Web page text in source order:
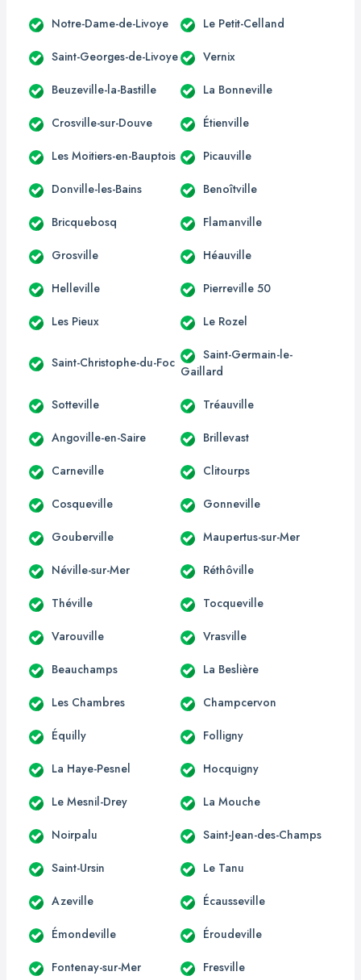
Notre-Dame-de-Livoye Le Petit-Celland
Saint-Georges-de-Livoye Vernix
Beuzeville-la-Bastille La Bonneville
Crosville-sur-Douve Étienville
Les Moitiers-en-Bauptois Picauville
Donville-les-Bains Benoîtville
Bricquebosq Flamanville
Grosville Héauville
Helleville Pierreville 50
Les Pieux Le Rozel
Saint-Christophe-du-Foc
Saint-Germain-le-
Gaillard
Sotteville Tréauville
Angoville-en-Saire Brillevast
Carneville Clitourps
Cosqueville Gonneville
Gouberville Maupertus-sur-Mer
Néville-sur-Mer Réthôville
Théville Tocqueville
Varouville Vrasville
Beauchamps La Beslière
Les Chambres Champcervon
Équilly Folligny
La Haye-Pesnel Hocquigny
Le Mesnil-Drey La Mouche
Noirpalu Saint-Jean-des-Champs
Saint-Ursin Le Tanu
Azeville Écausseville
Émondeville Éroudeville
Fontenay-sur-Mer Fresville